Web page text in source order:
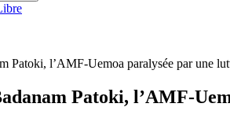
Patoki, l’AMF-Uemoa paralysée par une
Patoki, l’AMF-